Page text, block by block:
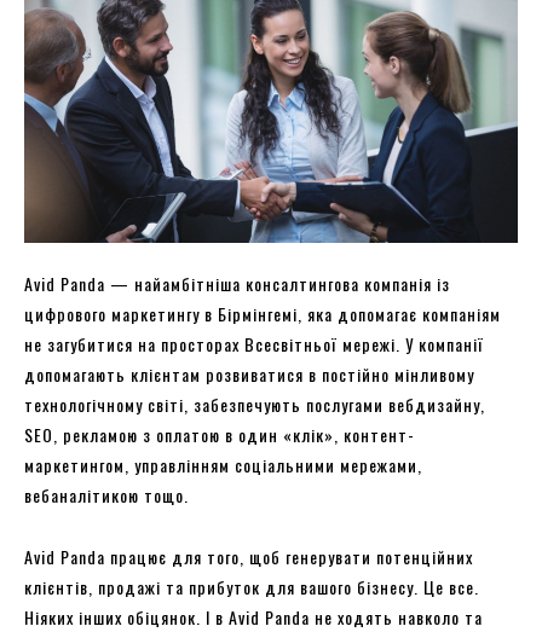
Avid Panda — найамбітніша консалтингова компанія із
цифрового маркетингу в Бірмінгемі, яка допомагає компаніям
не загубитися на просторах Всесвітньої мережі. У компанії
допомагають клієнтам розвиватися в постійно мінливому
технологічному світі, забезпечують послугами вебдизайну,
SEO, рекламою з оплатою в один «клік», контент-
маркетингом, управлінням соціальними мережами,
вебаналітикою тощо.
Avid Panda працює для того, щоб генерувати потенційних
клієнтів, продажі та прибуток для вашого бізнесу. Це все.
Ніяких інших обіцянок. І в Avid Panda не ходять навколо та